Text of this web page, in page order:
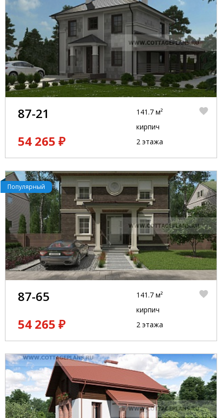
87-21
54 265 ₽
141.7 м²
кирпич
2 этажа
Популярный
87-65
54 265 ₽
141.7 м²
кирпич
2 этажа